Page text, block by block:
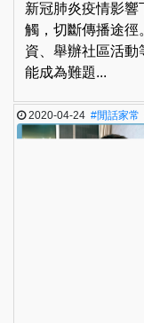
新冠肺炎疫情影
觸，切斷傳播途徑
資、舉辦社區活動
能成為難題...
2020-04-24#閒話家常